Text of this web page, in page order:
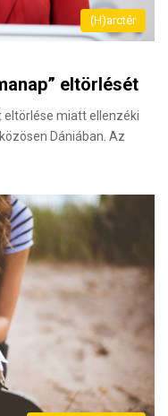
(H)arctér
eltörlését
eltörlése miatt ellenzéki
Dániában. Az